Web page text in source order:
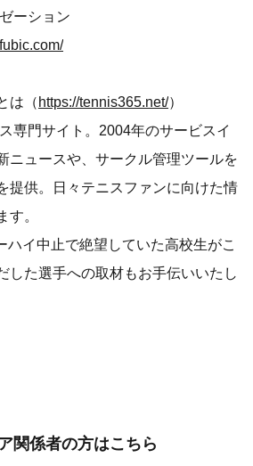
ーション
は（ https://tennis365.net/）
専門サイト。2004年のサービスイ
ニュースや、サークル管理ツールを
提供。日々テニスファンに向けた情
す。
ハイ中止で絶望していた高校生がこ
した選手への取材もお手伝いいたし
関係者の方はこちら